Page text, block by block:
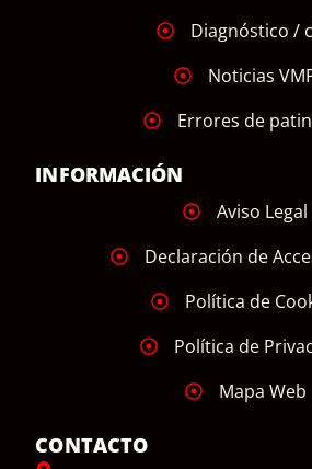
Diagnóstico /
Noticias
Errores de
INFORMACIÓN
Aviso Legal
Declaración de
Política de
Política de
Mapa Web
CONTACTO